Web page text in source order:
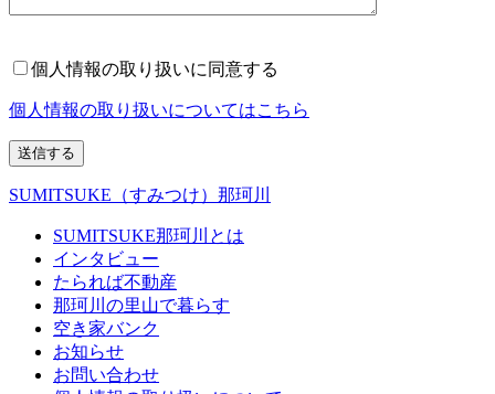
個人情報の取り扱いに同意する
個人情報の取り扱いについてはこちら
SUMITSUKE（すみつけ）那珂川
SUMITSUKE那珂川とは
インタビュー
たられば不動産
那珂川の里山で暮らす
空き家バンク
お知らせ
お問い合わせ